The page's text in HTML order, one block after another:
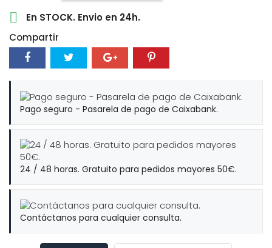

En STOCK. Envio en 24h.
Compartir
Pago seguro - Pasarela de pago de Caixabank.
24 / 48 horas. Gratuito para pedidos mayores 50€.
Contáctanos para cualquier consulta.